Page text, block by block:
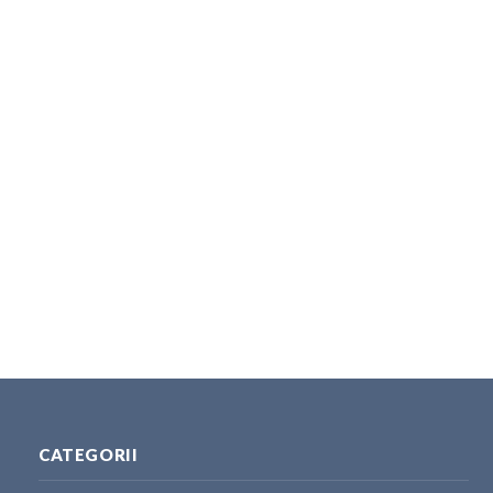
CATEGORII